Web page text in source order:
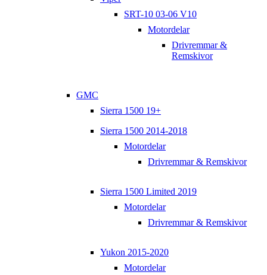
SRT-10 03-06 V10
Motordelar
Drivremmar &
Remskivor
GMC
Sierra 1500 19+
Sierra 1500 2014-2018
Motordelar
Drivremmar & Remskivor
Sierra 1500 Limited 2019
Motordelar
Drivremmar & Remskivor
Yukon 2015-2020
Motordelar